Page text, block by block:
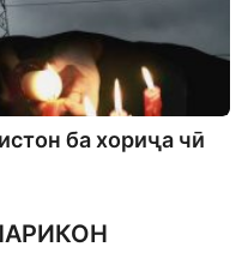
ба хориҷа чӣ